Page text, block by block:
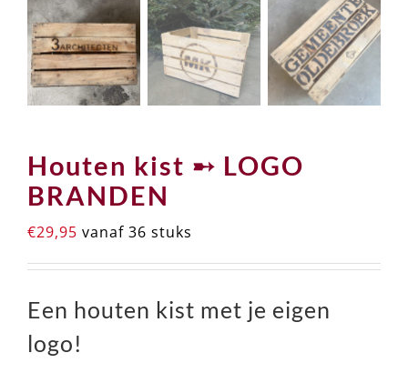
Houten kist ➸ LOGO
BRANDEN
€29,95 vanaf 36 stuks
Een houten kist met je eigen
logo!